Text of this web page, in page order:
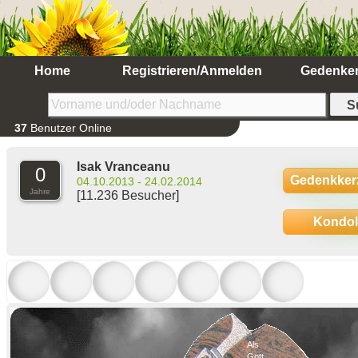
Home Registrieren/Anmelden
37 Benutzer Online
0
Jahre
Isak Vranceanu
04.10.2013 - 24.02.2014
[11.236 Besucher]
Als